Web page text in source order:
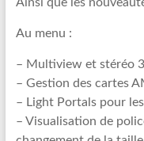
Au menu :
– Multiview et stéréo
– Gestion des cartes
– Light Portals pour
– Visualisation de